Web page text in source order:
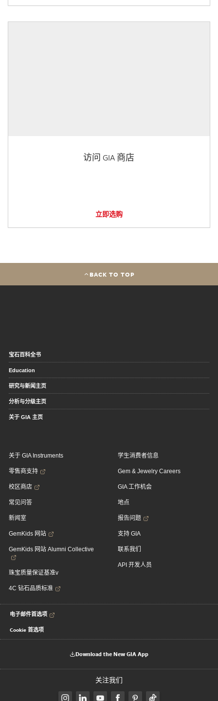
访问 GIA 商店
立即选购
BACK TO TOP
宝石百科全书
Education
研究与新闻主页
分析与分级主页
关于 GIA 主页
关于 GIA Instruments
零售商支持
校区商店
常见问答
新闻室
GemKids 网站
GemKids 网站 Alumni Collective
珠宝质量保证基准v
4C 钻石品质标准
学生消费者信息
Gem & Jewelry Careers
GIA 工作机会
地点
报告问题
支持 GIA
联系我们
API 开发人员
电子邮件首选项
Cookie 首选项
Download the New GIA App
关注我们